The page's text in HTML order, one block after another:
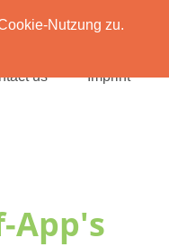
Nutzung zu.
us Imprint
App's